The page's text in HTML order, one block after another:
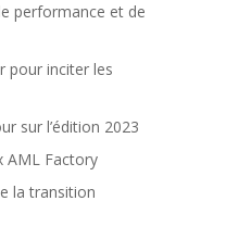
performance et de
pour inciter les
sur l’édition 2023
AML Factory
la transition